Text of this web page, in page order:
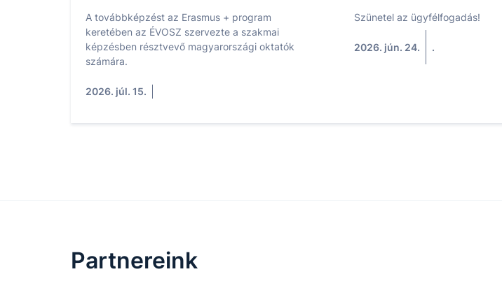
A továbbképzést az Erasmus + program
keretében az ÉVOSZ szervezte a szakmai
képzésben résztvevő magyarországi oktatók
számára.
2026. júl. 15.
Szünetel az ügyfélfogadás!
2026. jún. 24. .
Partnereink